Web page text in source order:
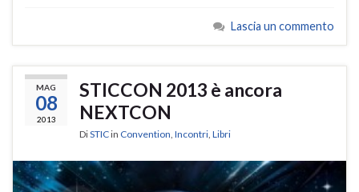
Lascia un commento
MAG
08
2013
STICCON 2013 è ancora
NEXTCON
DiSTICin Convention Incontri Libri